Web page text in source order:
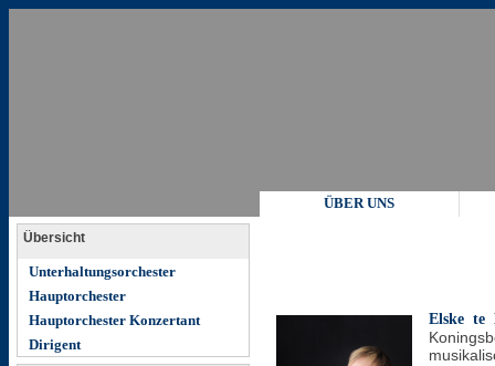
ÜBER UNS
Übersicht
Unterhaltungsorchester
Hauptorchester
Hauptorchester Konzertant
Dirigent
Elske te